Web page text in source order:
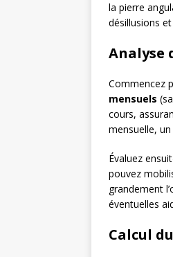
la pierre
désillusions
Analyse
Commencez
mensuels
cours,
mensuelle,
Évaluez
pouvez
grandement
éventuelles
Calcul